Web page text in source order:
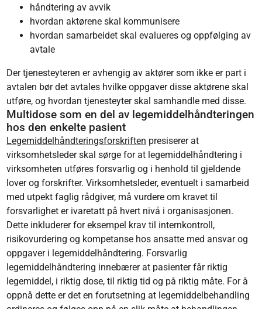
håndtering av avvik
hvordan aktørene skal kommunisere
hvordan samarbeidet skal evalueres og oppfølging av
avtale
Der tjenesteyteren er avhengig av aktører som ikke er part i
avtalen bør det avtales hvilke oppgaver disse aktørene skal
utføre, og hvordan tjenesteyter skal samhandle med disse.
Multidose som en del av legemiddelhåndteringen
hos den enkelte pasient
Legemiddelhåndteringsforskriften presiserer at
virksomhetsleder skal sørge for at legemiddelhåndtering i
virksomheten utføres forsvarlig og i henhold til gjeldende
lover og forskrifter. Virksomhetsleder, eventuelt i samarbeid
med utpekt faglig rådgiver, må vurdere om kravet til
forsvarlighet er ivaretatt på hvert nivå i organisasjonen.
Dette inkluderer for eksempel krav til internkontroll,
risikovurdering og kompetanse hos ansatte med ansvar og
oppgaver i legemiddelhåndtering. Forsvarlig
legemiddelhåndtering innebærer at pasienter får riktig
legemiddel, i riktig dose, til riktig tid og på riktig måte. For å
oppnå dette er det en forutsetning at legemiddelbehandling